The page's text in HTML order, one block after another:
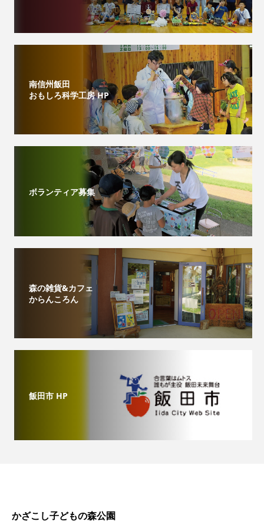
南信州飯田
おもしろ科学工房 HP
ボランティア募集
森の雑貨&カフェ
からんころん
飯田市 HP
かざこし子どもの森公園